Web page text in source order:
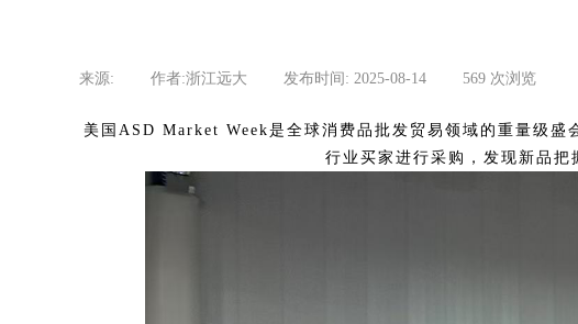
来源: 作者:浙江远大 发布时间: 2025-08-14 569 次浏览
美国ASD Market Week是全球消费品批发贸易领域的重量级盛
行业买家进行采购，发现新品把